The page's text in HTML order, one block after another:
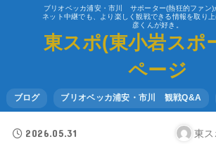
ブリオベッカ浦安・市川 サポーター(熱狂的ファン)
ネット中継でも、より楽しく観戦できる情報を取り
彦くんが好き。
東スポ(東小岩スポ
ページ
ブログ ブリオベッカ浦安・市川 観戦Q&A
2026.05.31 東